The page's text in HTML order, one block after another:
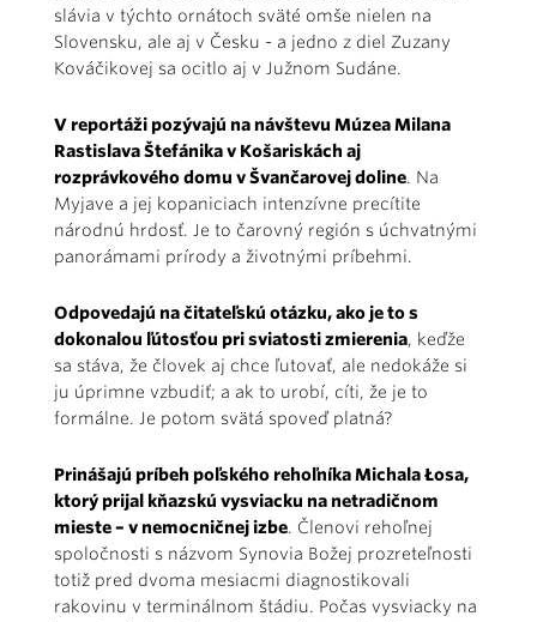
slávia v týchto ornátoch sväté omše nielen na
Slovensku, ale aj v Česku - a jedno z diel Zuzany
Kováčikovej sa ocitlo aj v Južnom Sudáne.
V reportáži pozývajú na návštevu Múzea Milana
Rastislava Štefánika v Košariskách aj
rozprávkového domu v Švančarovej doline. Na
Myjave a jej kopaniciach intenzívne precítite
národnú hrdosť. Je to čarovný región s úchvatnými
panorámami prírody a životnými príbehmi.
Odpovedajú na čitateľskú otázku, ako je to s
dokonalou ľútosťou pri sviatosti zmierenia, keďže
sa stáva, že človek aj chce ľutovať, ale nedokáže si
ju úprimne vzbudiť; a ak to urobí, cíti, že je to
formálne. Je potom svätá spoveď platná?
Prinášajú príbeh poľského rehoľníka Michala Łosa,
ktorý prijal kňazskú vysviacku na netradičnom
mieste – v nemocničnej izbe. Členovi rehoľnej
spoločnosti s názvom Synovia Božej prozreteľnosti
totiž pred dvoma mesiacmi diagnostikovali
rakovinu v terminálnom štádiu. Počas vysviacky na